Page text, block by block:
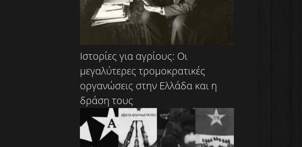
Ιστορίες για αγρίους: Οι
μεγαλύτερες τρομοκρατικές
οργανώσεις στην Ελλάδα και η
δράση τους